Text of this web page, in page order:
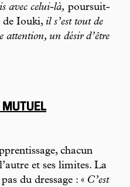
avec celui-là, poursuit-
de Iouki, il s’est tout de
attention, un désir d’être
MUTUEL
chacun
et ses limites. La
du dressage : « C’est